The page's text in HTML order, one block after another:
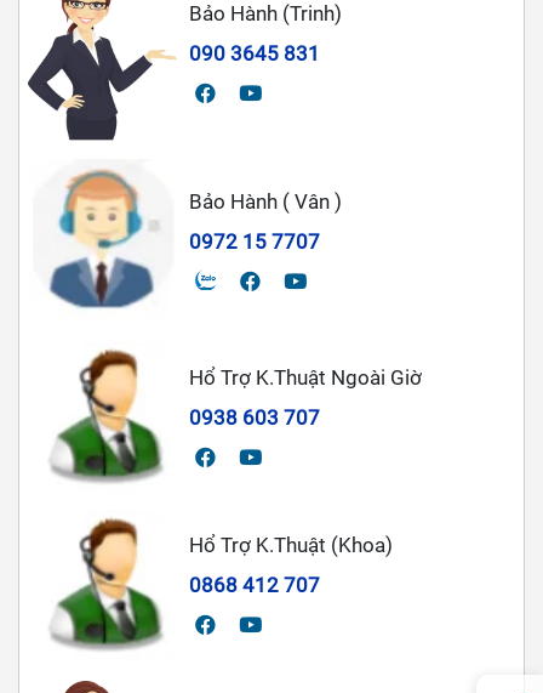
Bảo Hành (Trinh)
090 3645 831
Bảo Hành ( Vân )
0972 15 7707
Hổ Trợ K.Thuật Ngoài Giờ
0938 603 707
Hổ Trợ K.Thuật (Khoa)
0868 412 707